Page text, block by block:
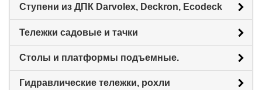
Ступени из ДПК Darvolex, Deckron, Ecodeck
Тележки садовые и тачки
Столы и платформы подъемные.
Гидравлические тележки, рохли